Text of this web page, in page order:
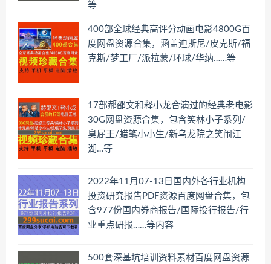
等
400部全球经典高评分动画电影4800G百
度网盘资源合集，涵盖迪斯尼/皮克斯/福
克斯/梦工厂/派拉蒙/环球/华纳……等
17部郝邵文和释小龙合演过的经典老电影
30G网盘资源合集，包含笑林小子系列/
臭屁王/蜡笔小小生/新乌龙院之笑闹江
湖…等
2022年11月07-13日国内外各行业机构
投资研究报告PDF资源百度网盘合集，包
含977份国内券商报告/国际投行报告/行
业重点研报……等内容
500套深基坑培训资料素材百度网盘资源